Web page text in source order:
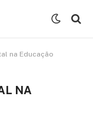
na Educação
NA